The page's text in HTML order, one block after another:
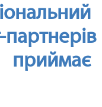
партнерів